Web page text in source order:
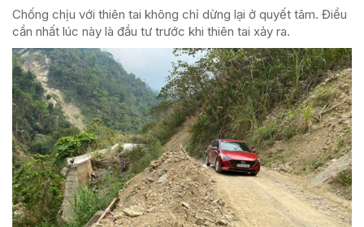
Chống chịu với thiên tai không chỉ dừng lại ở quyết tâm. Điều
cần nhất lúc này là đầu tư trước khi thiên tai xảy ra.